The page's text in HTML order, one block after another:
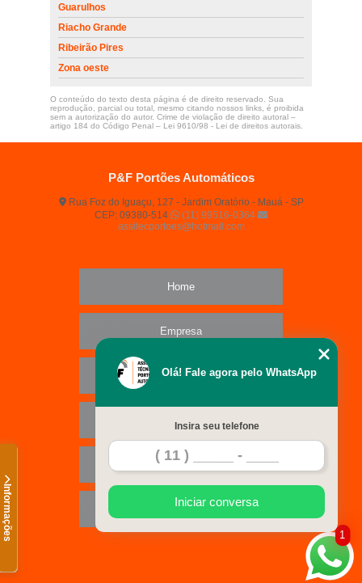
Informações
Guarulhos
Riacho Grande
Ribeirão Pires
Zona oeste
O conteúdo do texto desta página é de direito reservado. Sua
reprodução, parcial ou total, mesmo citando nossos links, é proibida
sem a autorização do autor. Crime de violação de direito autoral –
artigo 184 do Código Penal – Lei 9610/98 - Lei de direitos autorais.
P&F Portões Automáticos
Rua Foz do Iguaçu, 127 - Jardim Oratório - Mauá - SP
CEP: 09380-514
(11) 99516-0364
assitecportoes@hotmail.com
Home
Empresa
Missão
Serviços
Contato
Mapa do site
1
Olá! Fale agora pelo WhatsApp
Insira seu telefone
Iniciar conversa